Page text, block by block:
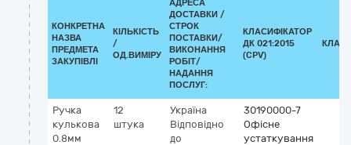
КОНКРЕТНА
НАЗВА
ПРЕДМЕТА
ЗАКУПІВЛІ
КІЛЬКІСТЬ
/
ОД.ВИМІРУ
АДРЕСА
ДОСТАВКИ /
СТРОК
ПОСТАВКИ/
ВИКОНАННЯ
РОБІТ/
НАДАННЯ
ПОСЛУГ:
КЛАСИФІКАТОР
ДК 021:2015
(CPV)
Ручка
кулькова
0.8мм
12
штука
Україна
Відповідно
до
30190000-7
Офісне
устаткування